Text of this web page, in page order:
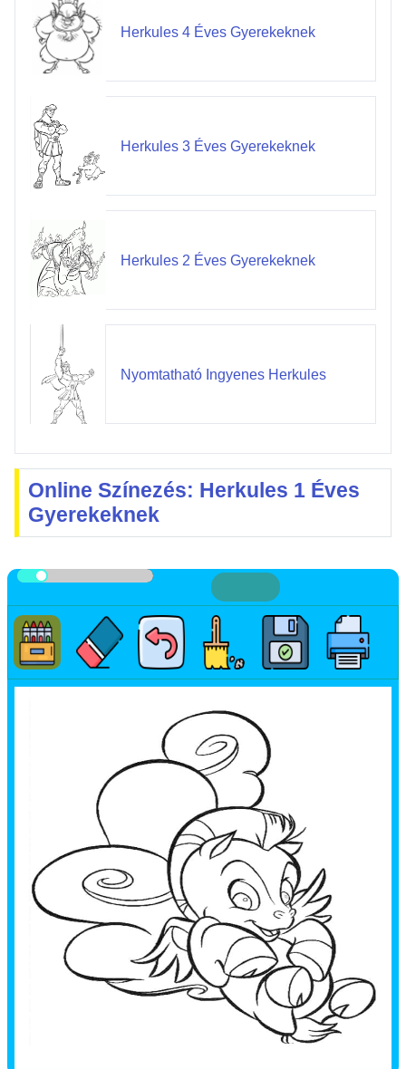
Herkules 4 Éves Gyerekeknek
Herkules 3 Éves Gyerekeknek
Herkules 2 Éves Gyerekeknek
Nyomtatható Ingyenes Herkules
Online Színezés: Herkules 1 Éves
Gyerekeknek